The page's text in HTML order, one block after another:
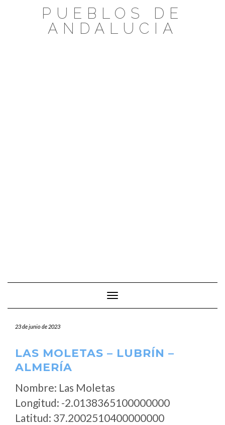
PUEBLOS DE
ANDALUCIA
Cambiar modo de navegación
23 de junio de 2023
LAS MOLETAS – LUBRÍN –
ALMERÍA
Nombre: Las Moletas
Longitud: -2.0138365100000000
Latitud: 37.2002510400000000